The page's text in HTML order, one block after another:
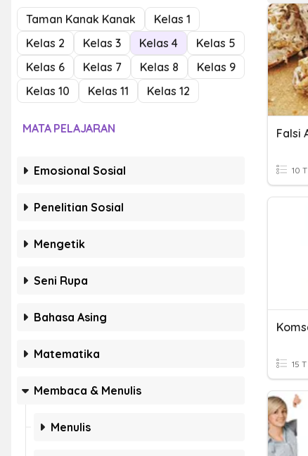
Taman Kanak Kanak
Kelas 1
Kelas 2
Kelas 3 Kelas 4
Kelas 5
Kelas 6
Kelas 7 Kelas 8
Kelas 9
Kelas 10
Kelas 11 Kelas 12
MATA PELAJARAN
Emosional Sosial
Penelitian Sosial
Mengetik
Seni Rupa
Bahasa Asing
Matematika
Membaca & Menulis
Menulis
Falsi
10 T
15 T